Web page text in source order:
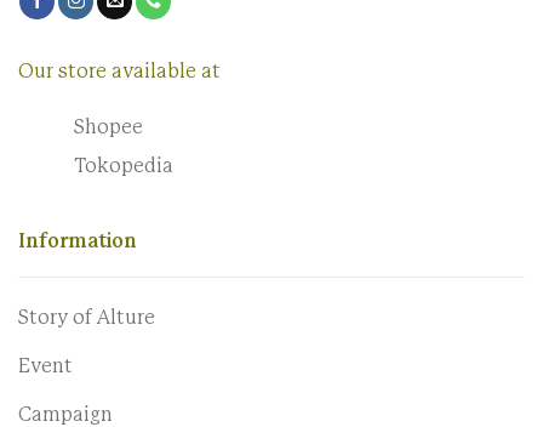
Our store available at
Shopee
Tokopedia
Information
Story of Alture
Event
Campaign